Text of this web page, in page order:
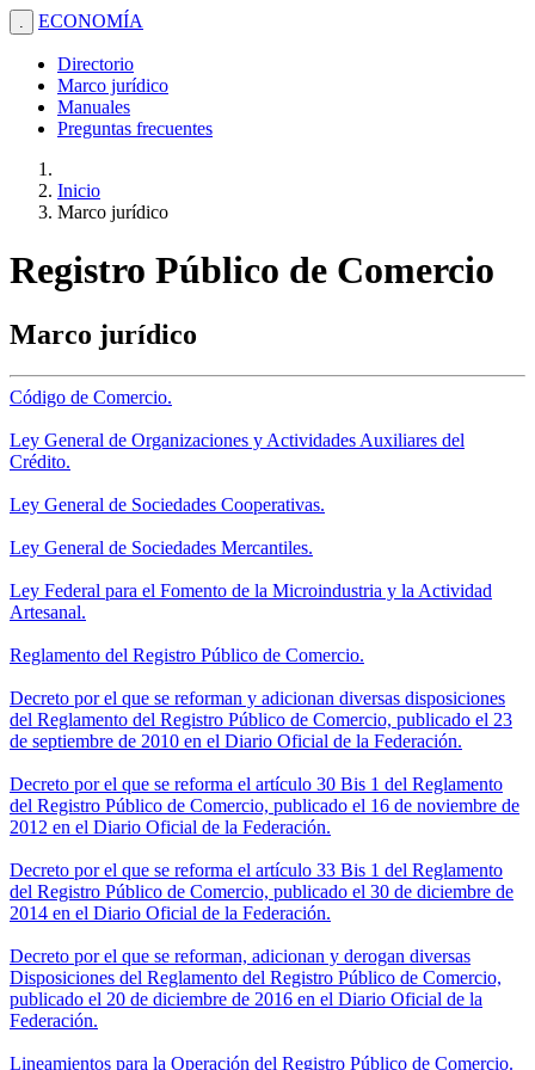
. ECONOMÍA
Directorio
Marco jurídico
Manuales
Preguntas frecuentes
Inicio
Marco jurídico
Registro Público de Comercio
Marco jurídico
Código de Comercio.
Ley General de Organizaciones y Actividades Auxiliares del
Crédito.
Ley General de Sociedades Cooperativas.
Ley General de Sociedades Mercantiles.
Ley Federal para el Fomento de la Microindustria y la Actividad
Artesanal.
Reglamento del Registro Público de Comercio.
Decreto por el que se reforman y adicionan diversas disposiciones
del Reglamento del Registro Público de Comercio, publicado el 23
de septiembre de 2010 en el Diario Oficial de la Federación.
Decreto por el que se reforma el artículo 30 Bis 1 del Reglamento
del Registro Público de Comercio, publicado el 16 de noviembre de
2012 en el Diario Oficial de la Federación.
Decreto por el que se reforma el artículo 33 Bis 1 del Reglamento
del Registro Público de Comercio, publicado el 30 de diciembre de
2014 en el Diario Oficial de la Federación.
Decreto por el que se reforman, adicionan y derogan diversas
Disposiciones del Reglamento del Registro Público de Comercio,
publicado el 20 de diciembre de 2016 en el Diario Oficial de la
Federación.
Lineamientos para la Operación del Registro Público de Comercio.